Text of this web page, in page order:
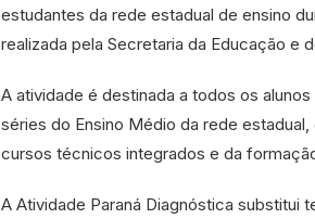
estudantes da rede estadual de ensino
realizada pela Secretaria da Educação e
A atividade é destinada a todos os
séries do Ensino Médio da rede
cursos técnicos integrados e da
A Atividade Paraná Diagnóstica substitui